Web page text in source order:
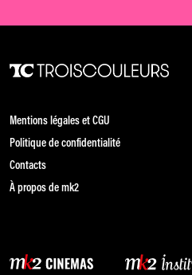
Mentions légales et CGU
Politique de confidentialité
Contacts
À propos de mk2